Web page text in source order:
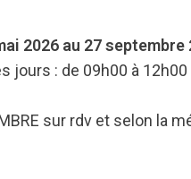
2026 au 27 septembre
jours : de 09h00 à 12h00
sur rdv et selon la